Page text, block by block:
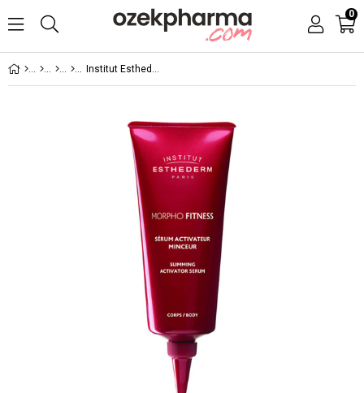
0
Institut Esthederm Morpho Fitness Slimming Activator Serum 100 ml